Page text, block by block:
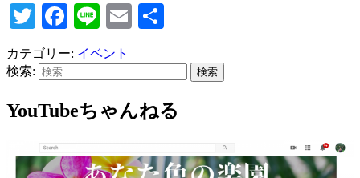
TwitterFacebook
LineEmail
カテゴリー: イベント
検索:
YouTubeちゃんねる